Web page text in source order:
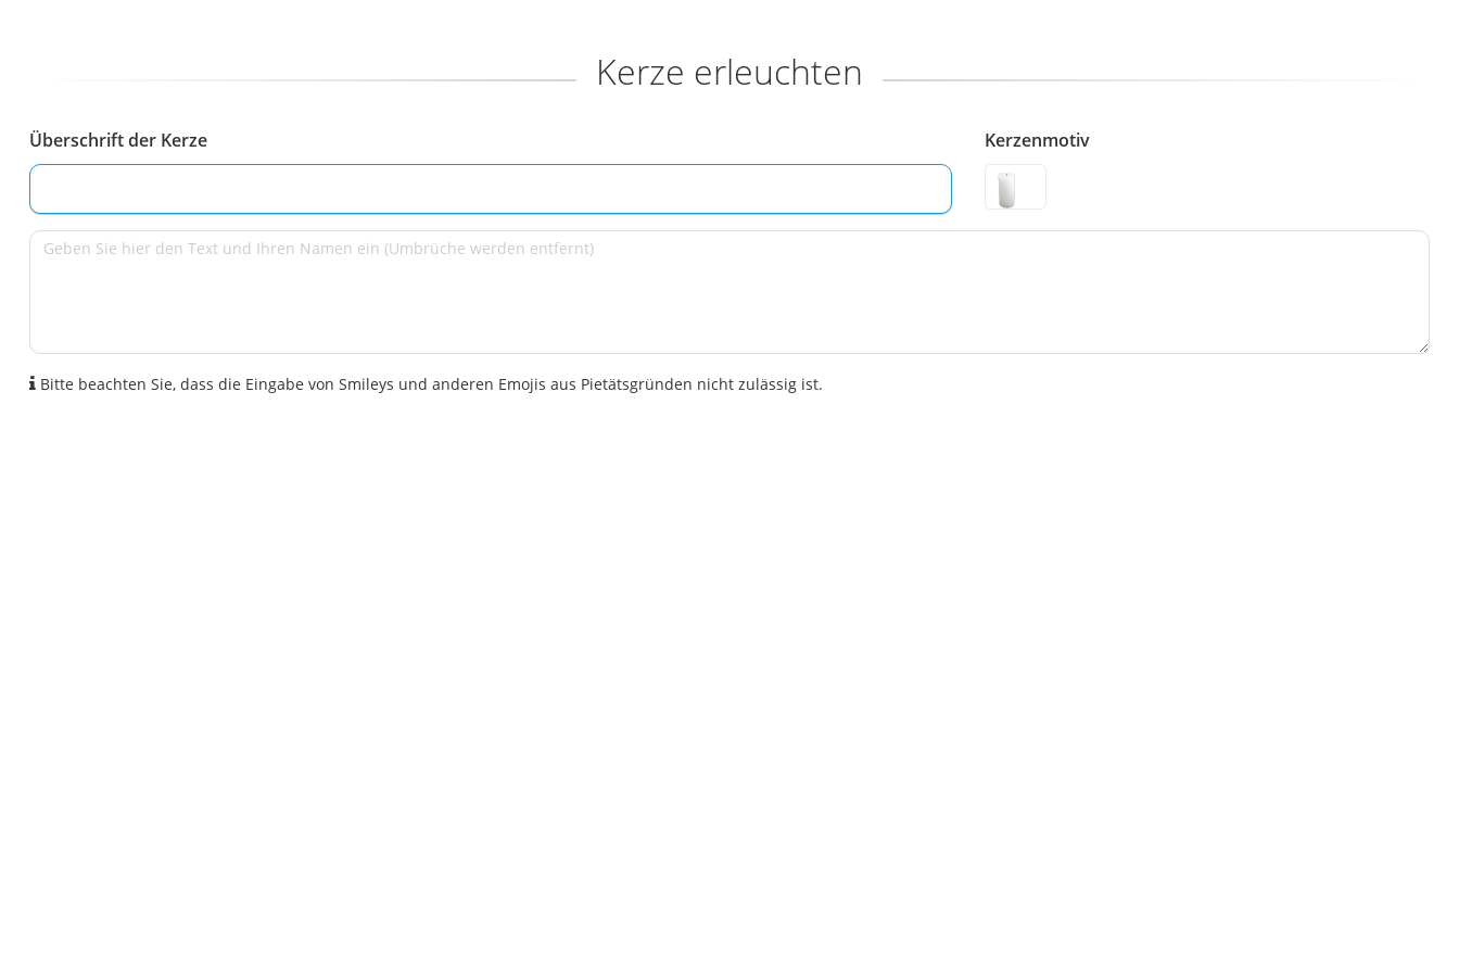
Kerze erleuchten
Überschrift der Kerze Kerzenmotiv
Bitte beachten Sie, dass die Eingabe von Smileys und anderen Emojis aus Pietätsgründen nicht zulässig ist.